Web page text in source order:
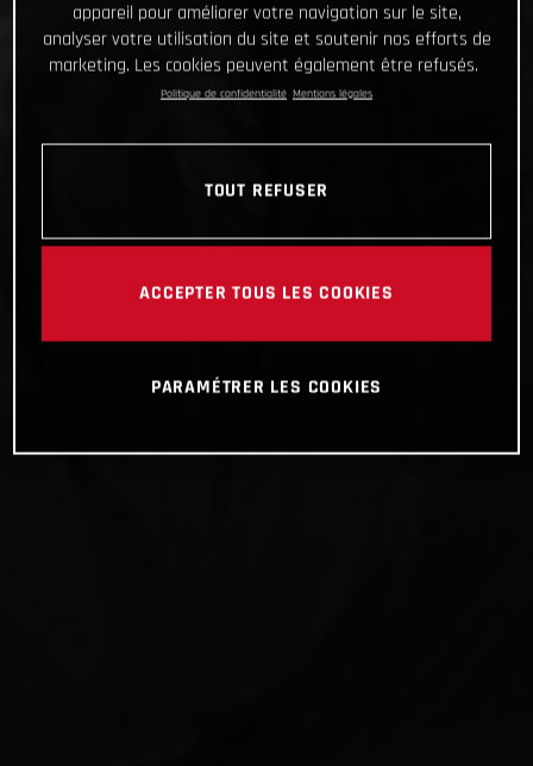
appareil pour améliorer votre navigation sur le site,
analyser votre utilisation du site et soutenir nos efforts de
marketing. Les cookies peuvent également être refusés.
Politique de confidentialité Mentions légales
TOUT REFUSER
ACCEPTER TOUS LES COOKIES
PARAMÉTRER LES COOKIES